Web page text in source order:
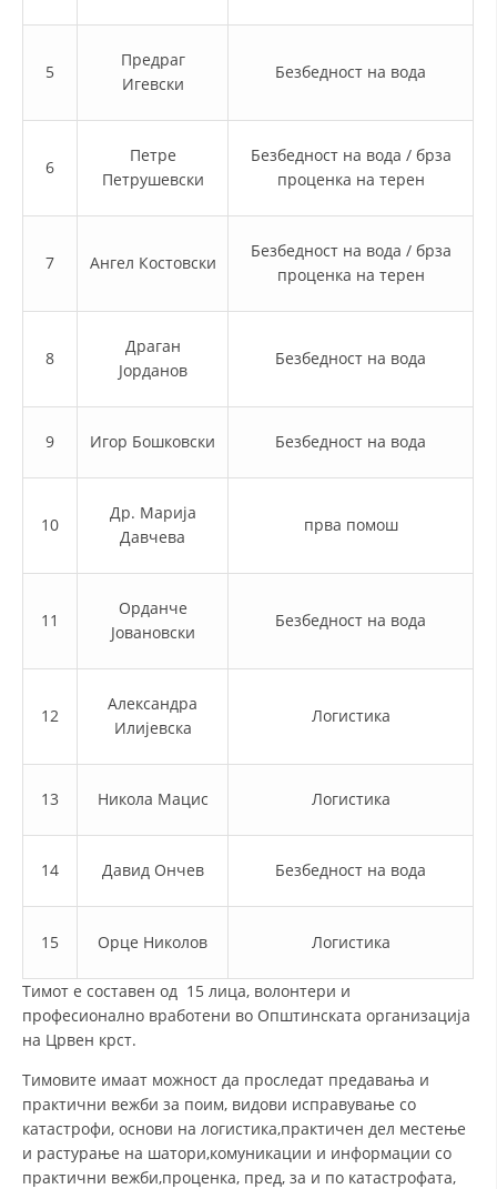
СТРУКТУРА И ОРГАНИЗАЦИОНА ПОСТАВЕНОСТ
ПРОМОЦИЈА НА ХУМАНИ ВРЕДНОСТИ
СОЦИЈАЛНО ХУМАНИТАРНА ДЕЈНОСТ
ПОДГОТВЕНОСТ И ДЕЈСТВО ПРИ КАТАСТРОФИ
СПАСИТЕЛНА СТАНИЦА ВОДНО
ОДНОСИ СО ЈАВНОСТ
МЕЃУНАРОДНА СОРАБОТКА
ФОРМУЛАРИ ЗА БАРАЊА
МЕНАЏМЕНТ НА ВОЛОНТЕРИ
ДЕЈСТВУВАЊЕ
5
Предраг
Игевски
Безбедност на вода
6
Петре
Петрушевски
Безбедност на вода / брза
проценка на терен
7 Ангел Костовски
Безбедност на вода / брза
проценка на терен
8
Драган
Јорданов
Безбедност на вода
9 Игор Бошковски Безбедност на вода
10
Др. Марија
Давчева
прва помош
11
Орданче
Јовановски
Безбедност на вода
12
Александра
Илијевска
Логистика
13 Никола Мацис Логистика
14 Давид Ончев Безбедност на вода
15 Орце Николов Логистика
Тимот е составен од 15 лица, волонтери и
професионално вработени во Општинската организација
на Црвен крст.
Тимовите имаат можност да проследат предавања и
практични вежби за поим, видови исправување со
катастрофи, основи на логистика,практичен дел местење
и растурање на шатори,комуникации и информации со
практични вежби,проценка, пред, за и по катастрофата,